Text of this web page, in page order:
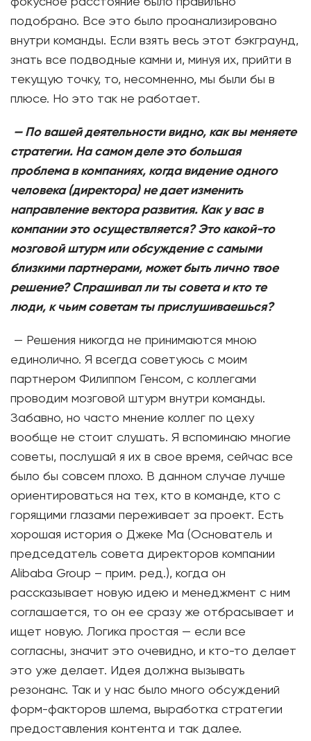
подобрано. Все это было проанализировано
внутри команды. Если взять весь этот бэкграунд,
знать все подводные камни и, минуя их, прийти в
текущую точку, то, несомненно, мы были бы в
плюсе. Но это так не работает.
— По вашей деятельности видно, как вы меняете
стратегии. На самом деле это большая
проблема в компаниях, когда видение одного
человека (директора) не дает изменить
направление вектора развития. Как у вас в
компании это осуществляется? Это какой-то
мозговой штурм или обсуждение с самыми
близкими партнерами, может быть лично твое
решение? Спрашивал ли ты совета и кто те
люди, к чьим советам ты прислушиваешься?
— Решения никогда не принимаются мною
единолично. Я всегда советуюсь с моим
партнером Филиппом Генсом, с коллегами
проводим мозговой штурм внутри команды.
Забавно, но часто мнение коллег по цеху
вообще не стоит слушать. Я вспоминаю многие
советы, послушай я их в свое время, сейчас все
было бы совсем плохо. В данном случае лучше
ориентироваться на тех, кто в команде, кто с
горящими глазами переживает за проект. Есть
хорошая история о Джеке Ма (Основатель и
председатель совета директоров компании
Alibaba Group – прим. ред.), когда он
рассказывает новую идею и менеджмент с ним
соглашается, то он ее сразу же отбрасывает и
ищет новую. Логика простая — если все
согласны, значит это очевидно, и кто-то делает
это уже делает. Идея должна вызывать
резонанс. Так и у нас было много обсуждений
форм-факторов шлема, выработка стратегии
предоставления контента и так далее.